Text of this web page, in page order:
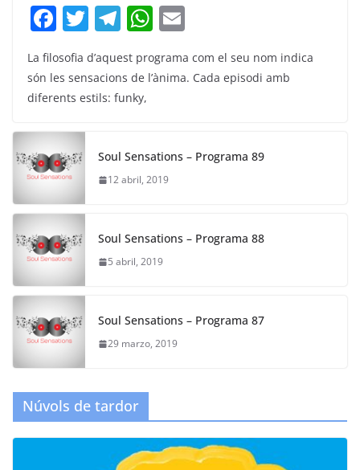
F
c
e
o
o
k
T
w
itt
er
T
e
gr
m
W
at
p
p
ai
La filosofia d’aquest programa com el seu nom indica
són les sensacions de l’ànima. Cada episodi amb
diferents estils: funky,
Soul Sensations – Programa 89
12 abril, 2019
Soul Sensations – Programa 88
5 abril, 2019
Soul Sensations – Programa 87
29 marzo, 2019
Núvols de tardor